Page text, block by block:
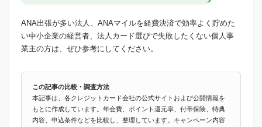
ANA出張が多い法人、ANAマイルを経費決済で効率よく貯めた
い中小企業の経営者、法人カード選びで失敗したくない個人事
業主の方は、ぜひ参考にしてください。
この記事の比較・調査方法
本記事は、各クレジットカード会社の公式サイトおよび公開情報を
もとに作成しています。年会費、ポイント還元率、付帯保険、特典
内容、申込条件などを比較し、整理しています。キャンペーン内容